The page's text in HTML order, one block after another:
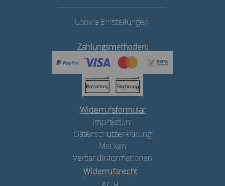
Cookie Einstellungen
Zahlungsmethoden:
Widerrufsformular
Impressum
Datenschutzerklärung
Marken
Versandinformationen
Widerrufsrecht